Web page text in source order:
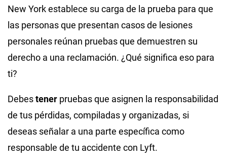
New York establece su carga de la prueba para que
las personas que presentan casos de lesiones
personales reúnan pruebas que demuestren su
derecho a una reclamación. ¿Qué significa eso para
ti?
Debestener pruebas que asignen la responsabilidad
de tus pérdidas, compiladas y organizadas, si
deseas señalar a una parte específica como
responsable de tu accidente con Lyft.